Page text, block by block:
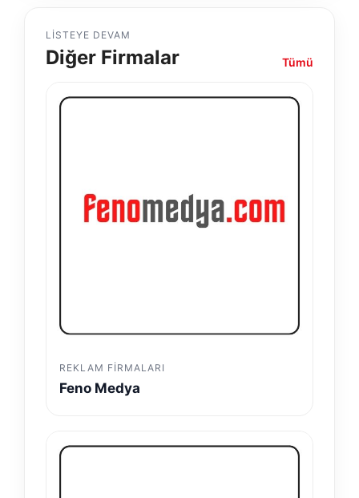
LISTEYE DEVAM
Diğer Firmalar Tümü
REKLAM FIRMALARI
Feno Medya